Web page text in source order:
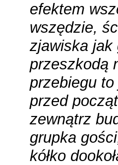
efektem
wszędzie,
zjawiska jak
przeszkodą
przebiegu to
przed
zewnątrz
grupka
kółko